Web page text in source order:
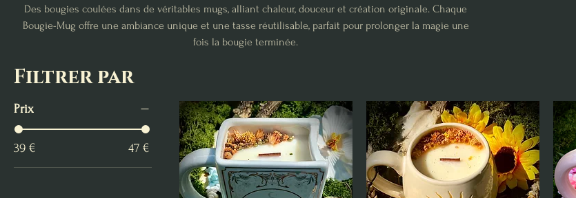
Des bougies coulées dans de véritables mugs, alliant chaleur, douceur et création originale. Chaque
Bougie-Mug offre une ambiance unique et une tasse réutilisable, parfait pour prolonger la magie une
fois la bougie terminée.
Filtrer par
Prix
39 € 47 €